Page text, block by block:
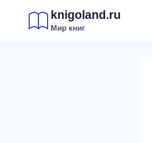
содержимому
knigoland.ru
Мир книг